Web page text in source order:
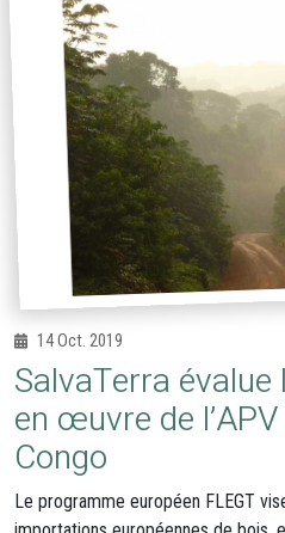
14 Oct. 2019
SalvaTerra évalue
en œuvre de l’APV
Congo
Le programme européen FLEGT